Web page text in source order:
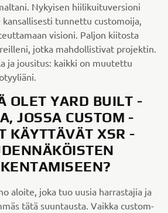
Nykyisen hiilikuituversioni
tunnettu customoija,
visioni. Paljon kiitosta
jotka mahdollistivat projektin.
ja jousitus: kaikki on muutettu
OLET YARD BUILT -
JOSSA CUSTOM -
KÄYTTÄVÄT XSR -
aloite, joka tuo uusia harrastajia ja
tätä suuntausta. Vaikka custom-